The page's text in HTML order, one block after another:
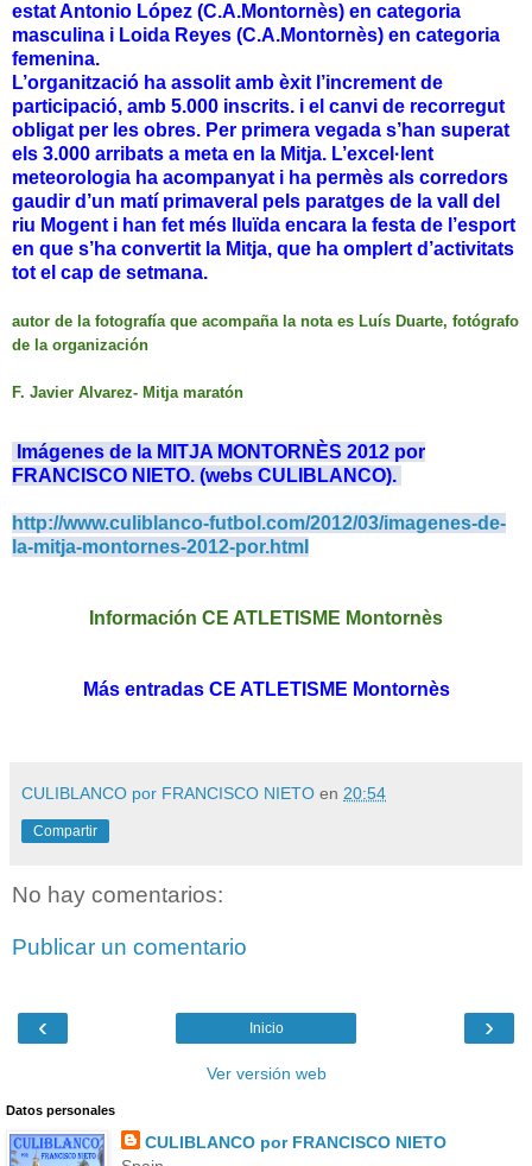
estat Antonio López (C.A.Montornès) en categoria
masculina i Loida Reyes (C.A.Montornès) en categoria
femenina.
L’organització ha assolit amb èxit l’increment de
participació, amb 5.000 inscrits. i el canvi de recorregut
obligat per les obres. Per primera vegada s’han superat
els 3.000 arribats a meta en la Mitja. L’excel·lent
meteorologia ha acompanyat i ha permès als corredors
gaudir d’un matí primaveral pels paratges de la vall del
riu Mogent i han fet més lluïda encara la festa de l’esport
en que s’ha convertit la Mitja, que ha omplert d’activitats
tot el cap de setmana.
autor de la fotografía que acompaña la nota es Luís Duarte, fotógrafo
de la organización
F. Javier Alvarez- Mitja maratón
Imágenes de la MITJA MONTORNÈS 2012 por
FRANCISCO NIETO. (webs CULIBLANCO).
http://www.culiblanco-futbol.com/2012/03/imagenes-de-
la-mitja-montornes-2012-por.html
Información CE ATLETISME Montornès
Más entradas CE ATLETISME Montornès
CULIBLANCO por FRANCISCO NIETO en 20:54
Compartir
No hay comentarios:
Publicar un comentario
‹ ›
Inicio
Ver versión web
Datos personales
CULIBLANCO por FRANCISCO NIETO